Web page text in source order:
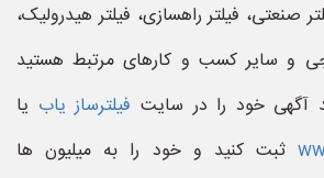
صنعتی، فیلتر راهسازی، فیلتر هیدرولیک،
و سایر کسب و کارهای مرتبط هستید
آگهی خود را در سایت فیلترساز یاب یا
ثبت کنید و خود را به میلیون ها